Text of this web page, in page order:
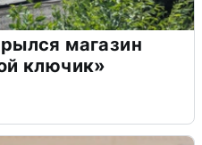
магазин
ключик»